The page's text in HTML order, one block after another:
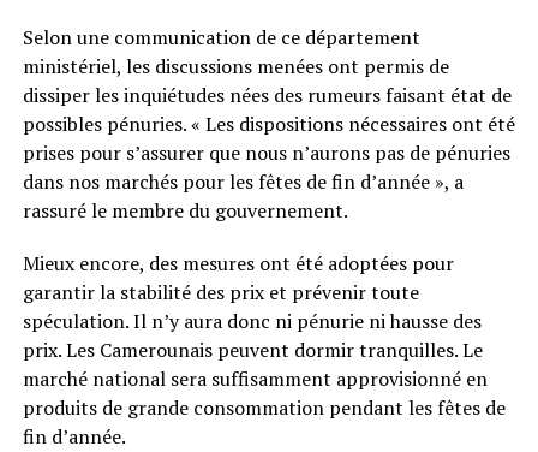
Selon une communication de ce département
ministériel, les discussions menées ont permis de
dissiper les inquiétudes nées des rumeurs faisant état de
possibles pénuries. « Les dispositions nécessaires ont été
prises pour s’assurer que nous n’aurons pas de pénuries
dans nos marchés pour les fêtes de fin d’année », a
rassuré le membre du gouvernement.
Mieux encore, des mesures ont été adoptées pour
garantir la stabilité des prix et prévenir toute
spéculation. Il n’y aura donc ni pénurie ni hausse des
prix. Les Camerounais peuvent dormir tranquilles. Le
marché national sera suffisamment approvisionné en
produits de grande consommation pendant les fêtes de
fin d’année.